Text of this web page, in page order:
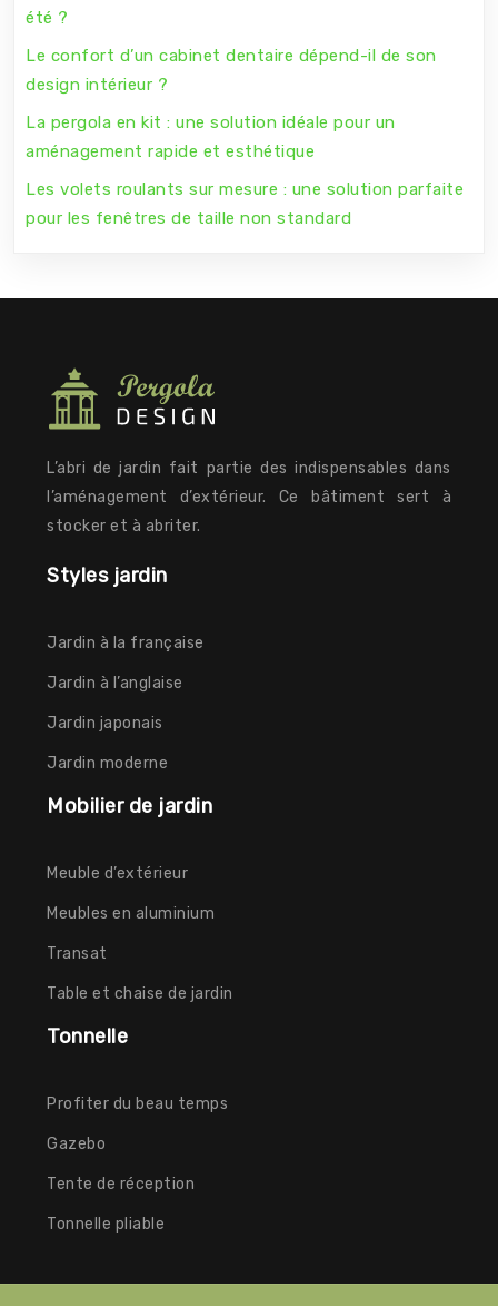
été ?
Le confort d’un cabinet dentaire dépend-il de son
design intérieur ?
La pergola en kit : une solution idéale pour un
aménagement rapide et esthétique
Les volets roulants sur mesure : une solution parfaite
pour les fenêtres de taille non standard
L’abri de jardin fait partie des indispensables dans
l’aménagement d’extérieur. Ce bâtiment sert à
stocker et à abriter.
Styles jardin
Jardin à la française
Jardin à l’anglaise
Jardin japonais
Jardin moderne
Mobilier de jardin
Meuble d’extérieur
Meubles en aluminium
Transat
Table et chaise de jardin
Tonnelle
Profiter du beau temps
Gazebo
Tente de réception
Tonnelle pliable